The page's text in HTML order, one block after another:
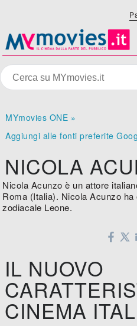
MYmovies ONE »
Aggiungi alle fonti preferite
NICOLA
Nicola Acunzo è un attore
Roma (Italia). Nicola Acunzo
zodiacale Leone.
IL NUOVO
CINEMA